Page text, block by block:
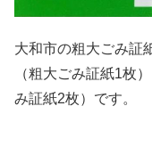
大和市の粗大ごみ証
（粗大ごみ証紙1枚
み証紙2枚）です。